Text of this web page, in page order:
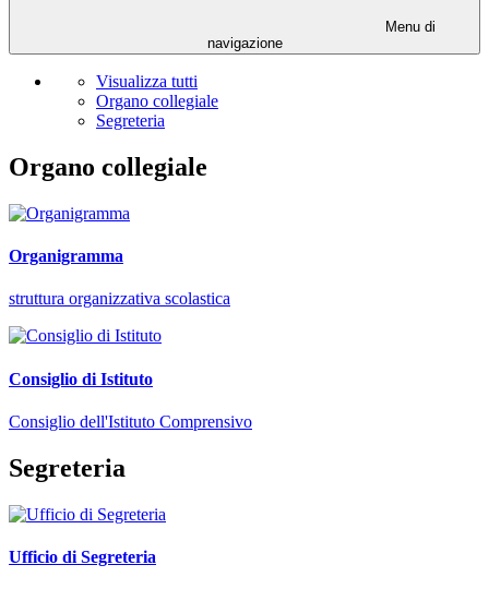
Menu di
navigazione
Visualizza tutti
Organo collegiale
Segreteria
Organo collegiale
Organigramma
struttura organizzativa scolastica
Consiglio di Istituto
Consiglio dell'Istituto Comprensivo
Segreteria
Ufficio di Segreteria